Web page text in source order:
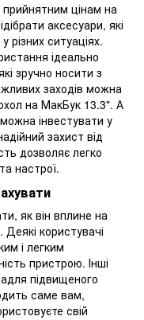
прийнятним цінам на
аксесуари, які
різних ситуаціях.
ідеально
зручно носити з
заходів можна
на МакБук 13.3". А
інвестувати у
захист від
дозволяє легко
настрої.
як він вплине на
користувачі
і легким
пристрою. Інші
підвищеного
саме вам,
свій